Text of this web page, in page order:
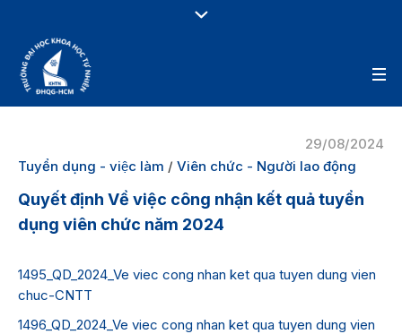
29/08/2024
Tuyển dụng - việc làm / Viên chức - Người lao động
Quyết định Về việc công nhận kết quả tuyển
dụng viên chức năm 2024
1495_QD_2024_Ve viec cong nhan ket qua tuyen dung vien
chuc-CNTT
1496_QD_2024_Ve viec cong nhan ket qua tuyen dung vien